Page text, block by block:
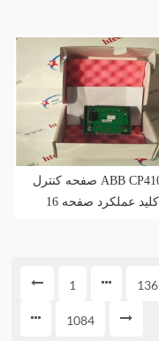
صفحه کنترل ABB CP410M
16 کلید عملکرد صفحه
1 136
1084